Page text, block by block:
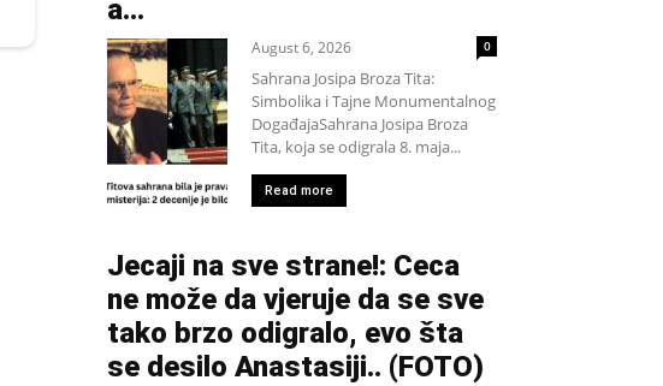
a...
August 6, 2026 0
Sahrana Josipa Broza Tita:
Simbolika i Tajne Monumentalnog
DogađajaSahrana Josipa Broza
Tita, koja se odigrala 8. maja...
Read more
Jecaji na sve strane!: Ceca
ne može da vjeruje da se sve
tako brzo odigralo, evo šta
se desilo Anastasiji.. (FOTO)